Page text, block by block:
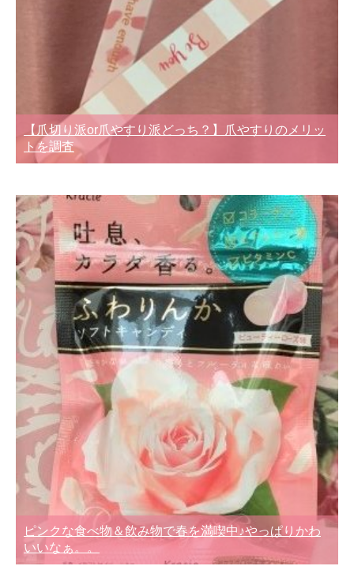
【爪切り派or爪やすり派どっち？】爪やすりのメリッ
トを調査
ピンクな食べ物＆飲み物で春を満喫中♪やっぱりかわ
いいなぁ。。